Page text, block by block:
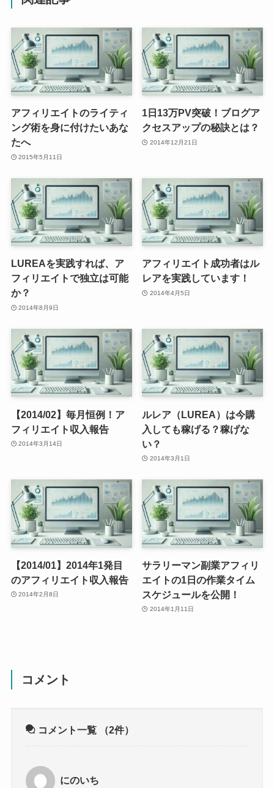
アフィリエイトのライティ
ング術を身に付けたいあな
たへ
2015年5月11日
1日13万PV突破！ブログア
クセスアップの秘訣とは？
2014年12月21日
LUREAを実践すれば、ア
フィリエイトで独立は可能
か？
2014年8月9日
アフィリエイト成功者はル
レアを実践しています！
2014年4月5日
【2014/02】毎月恒例！ア
フィリエイト収入報告
2014年3月14日
ルレア（LUREA）は今購
入しても稼げる？稼げな
い？
2014年3月1日
【2014/01】2014年1発目
のアフィリエイト収入報告
2014年2月8日
サラリーマン副業アフィリ
エイトの1日の作業タイム
スケジュールを公開！
2014年1月11日
コメント
コメント一覧 （2件）
にのいち